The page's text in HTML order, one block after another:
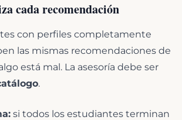
cada recomendación
con perfiles completamente
las mismas recomendaciones de
está mal. La asesoría debe ser
.
si todos los estudiantes terminan